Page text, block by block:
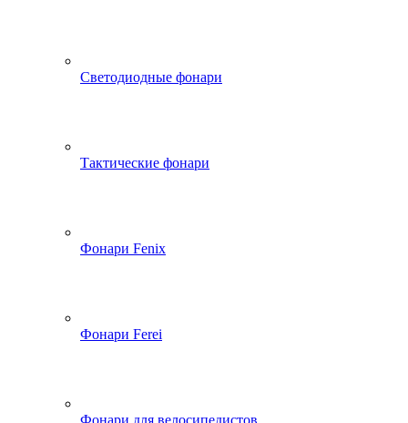
Светодиодные фонари
Тактические фонари
Фонари Fenix
Фонари Ferei
Фонари для велосипедистов